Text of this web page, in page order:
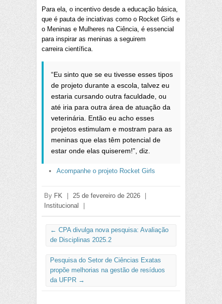
Para ela, o incentivo desde a educação básica,
que é pauta de inciativas como o Rocket Girls e
o Meninas e Mulheres na Ciência, é essencial
para inspirar as meninas a seguirem
carreira científica.
“Eu sinto que se eu tivesse esses tipos
de projeto durante a escola, talvez eu
estaria cursando outra faculdade, ou
até iria para outra área de atuação da
veterinária. Então eu acho esses
projetos estimulam e mostram para as
meninas que elas têm potencial de
estar onde elas quiserem!”, diz.
Acompanhe o projeto Rocket Girls
By FK 25 de fevereiro de 2026
Institucional
← CPA divulga nova pesquisa: Avaliação
de Disciplinas 2025.2
Pesquisa do Setor de Ciências Exatas
propõe melhorias na gestão de resíduos
da UFPR →